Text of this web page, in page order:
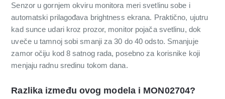
Senzor u gornjem okviru monitora meri svetlinu sobe i
automatski prilagođava brightness ekrana. Praktično, ujutru
kad sunce udari kroz prozor, monitor pojača svetlinu, dok
uveče u tamnoj sobi smanji za 30 do 40 odsto. Smanjuje
zamor očiju kod 8 satnog rada, posebno za korisnike koji
menjaju radnu sredinu tokom dana.
Razlika između ovog modela i MON02704?